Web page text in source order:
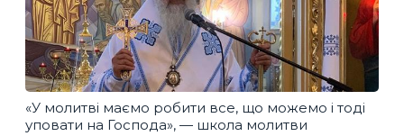
«У молитві маємо робити все, що можемо і тоді
уповати на Господа», — школа молитви